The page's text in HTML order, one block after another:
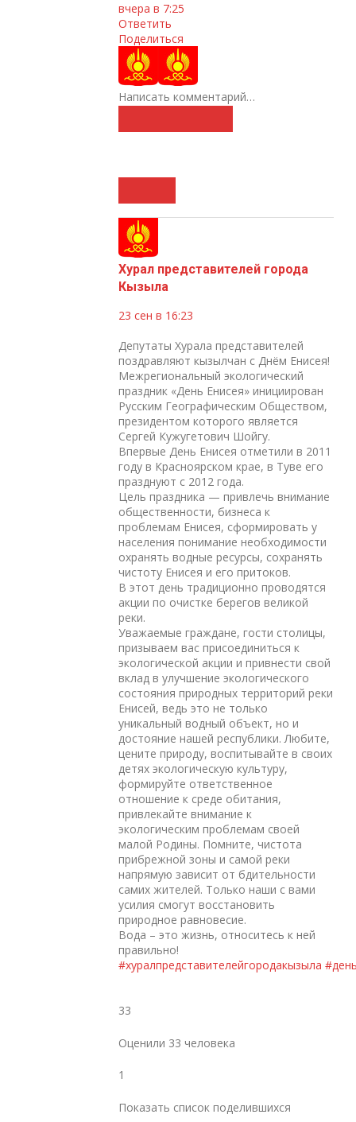
вчера в 7:25
Ответить
Поделиться
Написать комментарий…
Хурал представителей города
Кызыла
23 сен в 16:23
Депутаты Хурала представителей
поздравляют кызылчан с Днём Енисея!
Межрегиональный экологический
праздник «День Енисея» инициирован
Русским Географическим Обществом,
президентом которого является
Сергей Кужугетович Шойгу.
Впервые День Енисея отметили в 2011
году в Красноярском крае, в Туве его
празднуют с 2012 года.
Цель праздника — привлечь внимание
общественности, бизнеса к
проблемам Енисея, сформировать у
населения понимание необходимости
охранять водные ресурсы, сохранять
чистоту Енисея и его притоков.
В этот день традиционно проводятся
акции по очистке берегов великой
реки.
Уважаемые граждане, гости столицы,
призываем вас присоединиться к
экологической акции и привнести свой
вклад в улучшение экологического
состояния природных территорий реки
Енисей, ведь это не только
уникальный водный объект, но и
достояние нашей республики. Любите,
цените природу, воспитывайте в своих
детях экологическую культуру,
формируйте ответственное
отношение к среде обитания,
привлекайте внимание к
экологическим проблемам своей
малой Родины. Помните, чистота
прибрежной зоны и самой реки
напрямую зависит от бдительности
самих жителей. Только наши с вами
усилия смогут восстановить
природное равновесие.
Вода – это жизнь, относитесь к ней
правильно!
#хуралпредставителейгородакызыла
33
Оценили 33 человека
1
Показать список поделившихся